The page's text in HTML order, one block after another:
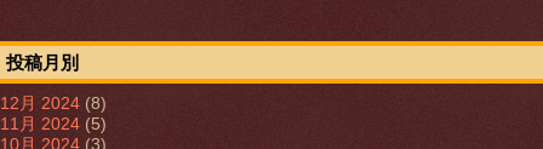
投稿月別
12月 2024 (8)
11月 2024 (5)
10月 2024 (3)